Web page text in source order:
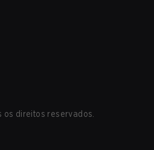
os direitos reservados.